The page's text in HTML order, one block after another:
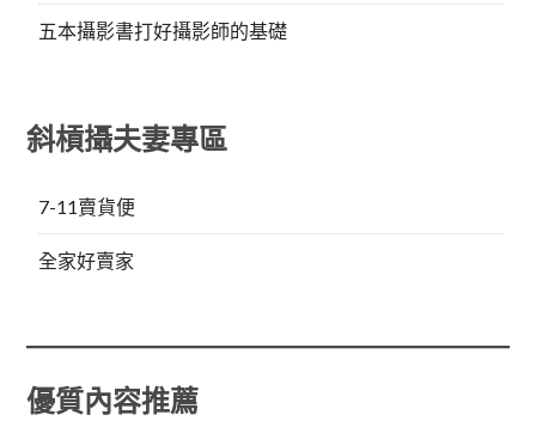
五本攝影書打好攝影師的基礎
斜槓攝夫妻專區
7-11賣貨便
全家好賣家
優質內容推薦